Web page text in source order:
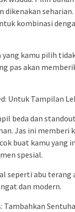
dikenakan
kombinasi
yang kamu pilih
pas akan
Untuk Tampilan
beda dan
Jas ini memberi
buat kamu yang
spesial.
seperti abu terang
dan modern.
Tambahkan